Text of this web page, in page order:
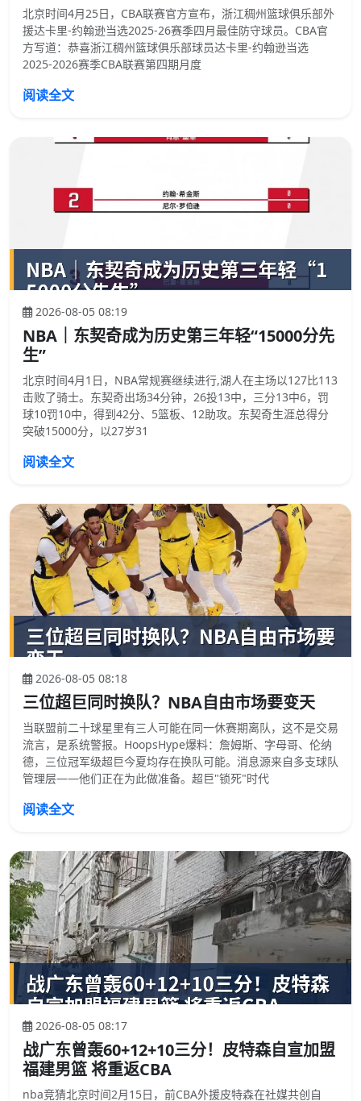
北京时间4月25日，CBA联赛官方宣布，浙江稠州篮球俱乐部外
援达卡里-约翰逊当选2025-26赛季四月最佳防守球员。CBA官
方写道：恭喜浙江稠州篮球俱乐部球员达卡里-约翰逊当选
2025-2026赛季CBA联赛第四期月度
阅读全文
2026-08-05 08:19
NBA｜东契奇成为历史第三年轻“15000分先
生”
北京时间4月1日，NBA常规赛继续进行,湖人在主场以127比113
击败了骑士。东契奇出场34分钟，26投13中，三分13中6，罚
球10罚10中，得到42分、5篮板、12助攻。东契奇生涯总得分
突破15000分，以27岁31
阅读全文
2026-08-05 08:18
三位超巨同时换队？NBA自由市场要变天
当联盟前二十球星里有三人可能在同一休赛期离队，这不是交易
流言，是系统警报。HoopsHype爆料：詹姆斯、字母哥、伦纳
德，三位冠军级超巨今夏均存在换队可能。消息源来自多支球队
管理层——他们正在为此做准备。超巨"锁死"时代
阅读全文
2026-08-05 08:17
战广东曾轰60+12+10三分！皮特森自宣加盟
福建男篮 将重返CBA
nba竞猜北京时间2月15日，前CBA外援皮特森在社媒共创自